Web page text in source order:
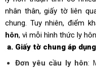
nhân thân, giấy tờ liên
chung. Tuy nhiên, điểm
hôn, vì mỗi hình thức ly
a. Giấy tờ chung áp
Đơn yêu cầu ly hôn: